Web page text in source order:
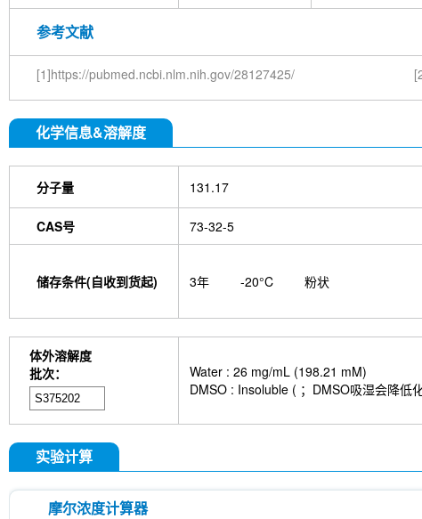
参考文献
[1]https://pubmed.ncbi.nlm.nih.gov/28127425/
化学信息&溶解度
分子量 131.17
CAS号 73-32-5
储存条件(自收到货起) 3年 -20°C 粉状
体外溶解度
批次：
Water : 26 mg/mL (198.21 mM)
DMSO : Insoluble ( ；DMSO吸湿会降低
实验计算
摩尔浓度计算器